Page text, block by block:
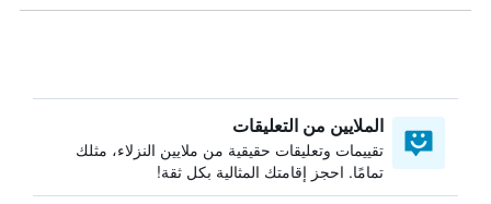
الملايين من التعليقات
تقييمات وتعليقات حقيقية من ملايين النزلاء، مثلك
تمامًا. احجز إقامتك المثالية بكل ثقة!